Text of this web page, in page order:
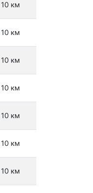
10 км
10 км
10 км
10 км
10 км
10 км
10 км